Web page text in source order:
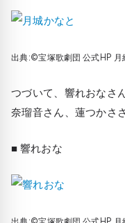
出典:©宝塚歌劇団 公式HP 月
つづいて、響れおなさ
奈瑠音さん、蓮つかささ
■ 響れおな